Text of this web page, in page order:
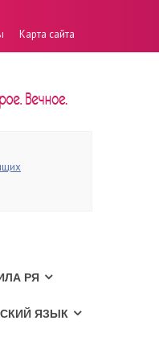
Карта сайта
РЯ
ЯЗЫК